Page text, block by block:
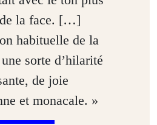
la face. […]
habituelle de la
sorte d’hilarité
de joie
et monacale. »